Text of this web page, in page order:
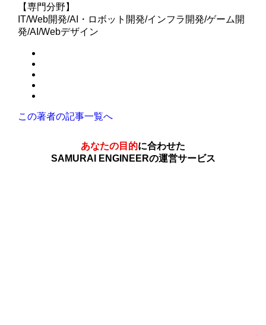
【専門分野】
IT/Web開発/AI・ロボット開発/インフラ開発/ゲーム開
発/AI/Webデザイン
この著者の記事一覧へ
あなたの目的に合わせた
SAMURAI ENGINEERの運営サービス